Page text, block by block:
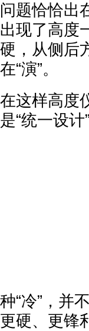
问题恰恰出
出现了高度
硬，从侧后
在“演”。
在这样高度
是“统一设
种“冷”，并
更硬、更锋